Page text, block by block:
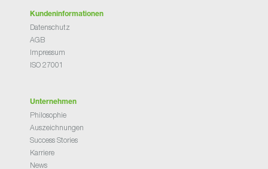
Kundeninformationen
Datenschutz
AGB
Impressum
ISO 27001
Unternehmen
Philosophie
Auszeichnungen
Success Stories
Karriere
News